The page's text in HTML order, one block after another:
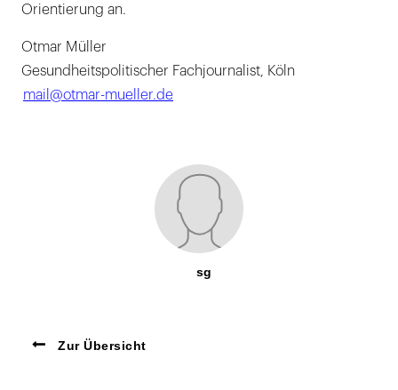
Orientierung an.
Otmar Müller
Gesundheitspolitischer Fachjournalist, Köln
mail@otmar-mueller.de
sg
Zur Übersicht